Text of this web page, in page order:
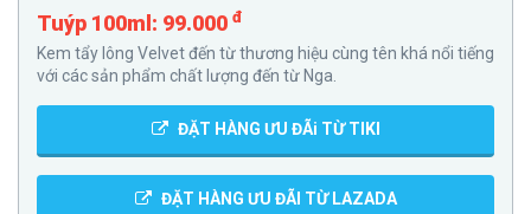
Tuýp 100ml: 99.000 đ
Kem tẩy lông Velvet đến từ thương hiệu cùng tên khá nổi tiếng
với các sản phẩm chất lượng đến từ Nga.
ĐẶT HÀNG ƯU ĐÃi TỪ TIKI
ĐẶT HÀNG ƯU ĐÃI TỪ LAZADA